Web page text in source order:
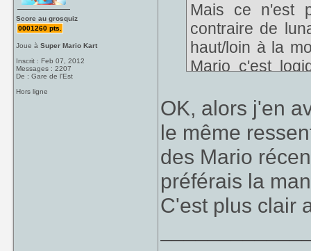
Score au grosquiz
0001260 pts.
Joue àSuper Mario Kart
Inscrit : Feb 07, 2012
Messages : 2207
De : Gare de l'Est
Hors ligne
Mais ce n'est
contraire de
haut/loin à la
Mario c'est
A la rigueur
maniabilité plus
lunaire, et je ne
Limboou de
n'est pas très
comme mini-
OK, alors j'en
le même
des Mario
préférais la
C'est plus clair